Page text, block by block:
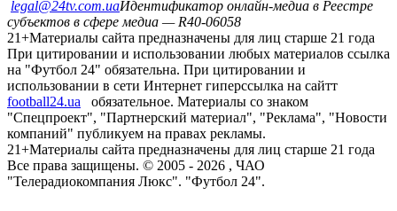
legal@24tv.com.uaИдентификатор онлайн-медиа в Реестре
субъектов в сфере медиа — R40-06058
21+Материалы сайта предназначены для лиц старше 21 года
При цитировании и использовании любых материалов ссылка
на "Футбол 24" обязательна. При цитировании и
использовании в сети Интернет гиперссылка на сайтт
football24.ua
обязательное. Материалы со знаком
"Спецпроект", "Партнерский материал", "Реклама", "Новости
компаний" публикуем на правах рекламы.
21+Материалы сайта предназначены для лиц старше 21 года
Все права защищены. © 2005 - 2026 , ЧАО
"Телерадиокомпания Люкс". "Футбол 24".